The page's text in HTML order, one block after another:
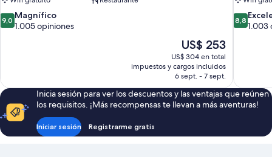
9.0
de
9,0 Magnífico
1.005 opiniones
El
precio
actual
es
de
US$ 253
US$ 253
US$ 304 en total
impuestos y cargos incluidos
6 sept. - 7 sept.
8.8
de
8,8
1.003
Inicia sesión para ver los descuentos y las ventajas que reúnen
los requisitos. ¡Más recompensas te llevan a más aventuras!
Iniciar sesión Registrarme gratis